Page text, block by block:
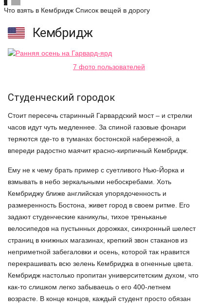
Что взять в Кембридж Список вещей в дорогу
Кембридж
7 фото пользователей
Студенческий городок
Стоит пересечь старинный Гарвардский мост – и стрелки
часов идут чуть медленнее. За спиной газовые фонари
теряются где-то в туманах бостонской набережной, а
впереди радостно маячит красно-кирпичный Кембридж.
Ему не к чему брать пример с суетливого Нью-Йорка и
взмывать в небо зеркальными небоскребами. Хоть
Кембриджу ближе английская упорядоченность и
размеренность Бостона, живет город в своем ритме. Его
задают студенческие каникулы, тихое треньканье
велосипедов на пустынных дорожках, синхронный шелест
страниц в книжных магазинах, крепкий звон стаканов из
неприметной забегаловки и осень, которой так нравится
перекрашивать всю зелень Кембриджа в огненные цвета.
Кембридж настолько пропитан университетским духом, что
как-то слишком легко забываешь о его 400-летнем
возрасте. В конце концов, каждый студент просто обязан